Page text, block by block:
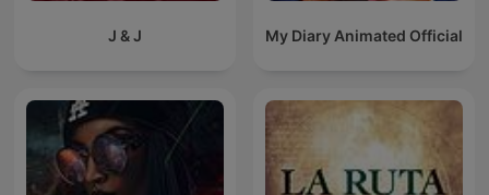
J & J My Diary Animated Official